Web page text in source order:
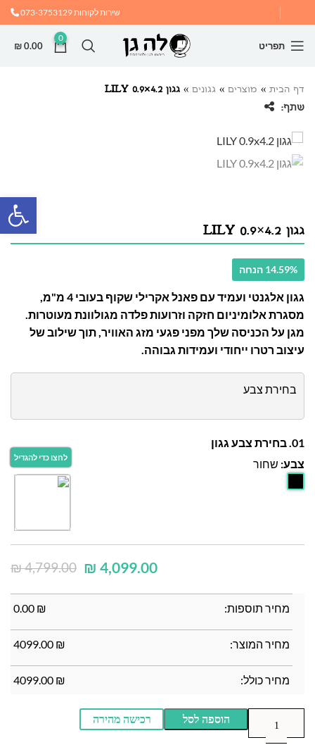
שירות לקוחות073-3753129
תפריט
0
₪0.00
דף הבית » מוצרים » גגונים » גגון LILY 0.9×4.2
שתף:
גגון LILY 0.9×4.2
14.59% הנחה
גגון אלגנטי ועמיד עם פאנל אקרילי שקוף בעובי 4 מ"מ,
מסגרת אלומיניום חזקה וזרועות פלדה מגולוונת מעוטרות.
מגן על הכניסה שלך מפני פגעי מזג האוויר, תוך שילוב של
עיצוב רטרו ייחודי ועמידות גבוהה.
בחירת צבע
01. בחירת צבע גגון
צבע: שחור
₪4,799.00 ₪ 4,099.00
מחיר תוספות: ₪
0.00
מחיר המוצר: ₪
4099.00
מחיר כולל: ₪
4099.00
הוספה לסל רכישה מהירה